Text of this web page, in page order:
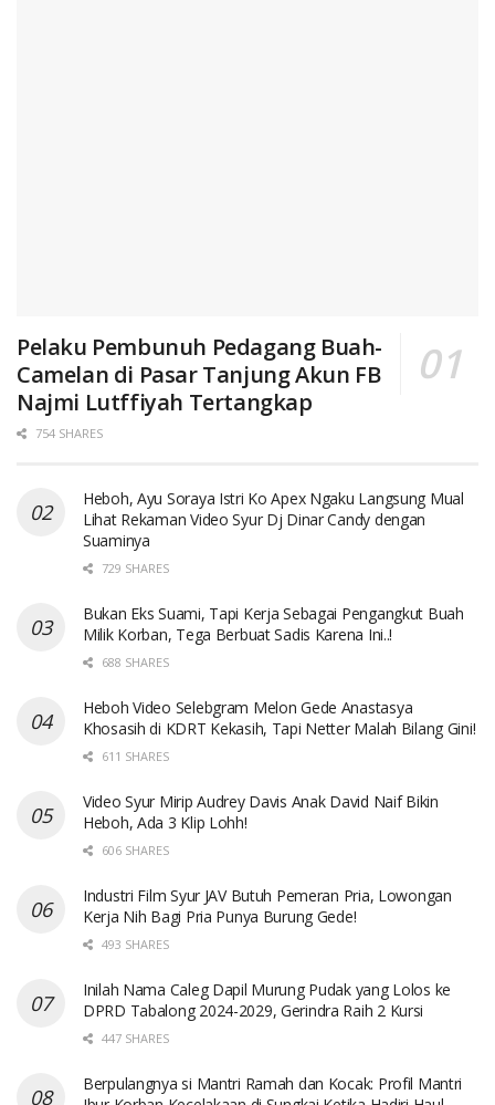
Pelaku Pembunuh Pedagang Buah-
Camelan di Pasar Tanjung Akun FB
Najmi Lutffiyah Tertangkap
754 SHARES
Heboh, Ayu Soraya Istri Ko Apex Ngaku Langsung Mual
Lihat Rekaman Video Syur Dj Dinar Candy dengan
Suaminya
729 SHARES
Bukan Eks Suami, Tapi Kerja Sebagai Pengangkut Buah
Milik Korban, Tega Berbuat Sadis Karena Ini..!
688 SHARES
Heboh Video Selebgram Melon Gede Anastasya
Khosasih di KDRT Kekasih, Tapi Netter Malah Bilang Gini!
611 SHARES
Video Syur Mirip Audrey Davis Anak David Naif Bikin
Heboh, Ada 3 Klip Lohh!
606 SHARES
Industri Film Syur JAV Butuh Pemeran Pria, Lowongan
Kerja Nih Bagi Pria Punya Burung Gede!
493 SHARES
Inilah Nama Caleg Dapil Murung Pudak yang Lolos ke
DPRD Tabalong 2024-2029, Gerindra Raih 2 Kursi
447 SHARES
Berpulangnya si Mantri Ramah dan Kocak: Profil Mantri